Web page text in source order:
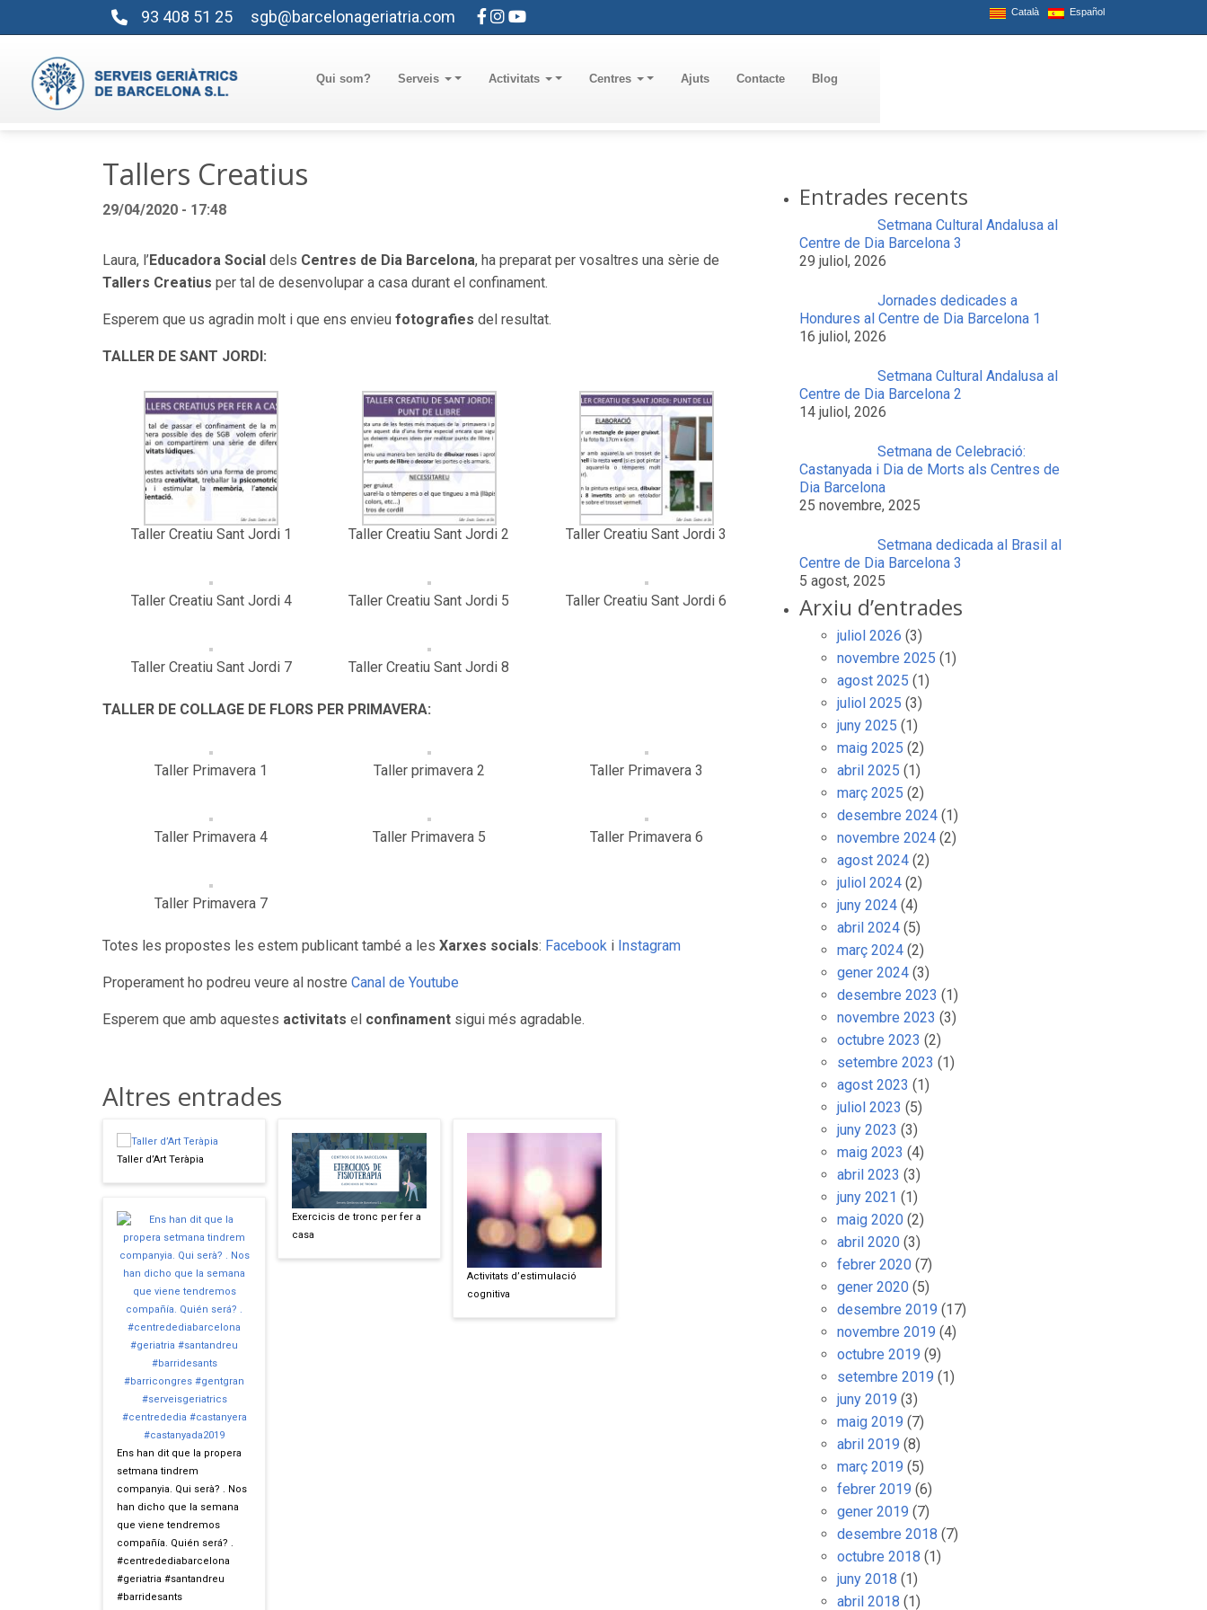
93 408 51 25 sgb@barcelonageriatria.com Català Español
Qui som? Serveis Activitats Centres Ajuts Contacte Blog
Tallers Creatius
29/04/2020 - 17:48
Laura, l’Educadora Social dels Centres de Dia Barcelona, ha preparat per vosaltres una sèrie de
Tallers Creatius per tal de desenvolupar a casa durant el confinament.
Esperem que us agradin molt i que ens envieu fotografies del resultat.
TALLER DE SANT JORDI:
Taller Creatiu Sant Jordi 1 Taller Creatiu Sant Jordi 2 Taller Creatiu Sant Jordi 3
Taller Creatiu Sant Jordi 4 Taller Creatiu Sant Jordi 5 Taller Creatiu Sant Jordi 6
Taller Creatiu Sant Jordi 7 Taller Creatiu Sant Jordi 8
TALLER DE COLLAGE DE FLORS PER PRIMAVERA:
Taller Primavera 1 Taller primavera 2 Taller Primavera 3
Taller Primavera 4 Taller Primavera 5 Taller Primavera 6
Taller Primavera 7
Totes les propostes les estem publicant també a les Xarxes socials: Facebook i Instagram
Properament ho podreu veure al nostre Canal de Youtube
Esperem que amb aquestes activitats el confinament sigui més agradable.
Altres entrades
Taller d’Art Teràpia
Ens han dit que la propera
setmana tindrem
companyia. Qui serà? . Nos
han dicho que la semana
que viene tendremos
compañía. Quién será? .
#centredediabarcelona
#geriatria #santandreu
#barridesants
Exercicis de tronc per fer a
casa
Activitats d’estimulació
cognitiva
Entrades recents
Setmana Cultural Andalusa al
Centre de Dia Barcelona 3
29 juliol, 2026
Jornades dedicades a
Hondures al Centre de Dia Barcelona 1
16 juliol, 2026
Setmana Cultural Andalusa al
Centre de Dia Barcelona 2
14 juliol, 2026
Setmana de Celebració:
Castanyada i Dia de Morts als Centres de
Dia Barcelona
25 novembre, 2025
Setmana dedicada al Brasil al
Centre de Dia Barcelona 3
5 agost, 2025
Arxiu d’entrades
juliol 2026 (3)
novembre 2025 (1)
agost 2025 (1)
juliol 2025 (3)
juny 2025 (1)
maig 2025 (2)
abril 2025 (1)
març 2025 (2)
desembre 2024 (1)
novembre 2024 (2)
agost 2024 (2)
juliol 2024 (2)
juny 2024 (4)
abril 2024 (5)
març 2024 (2)
gener 2024 (3)
desembre 2023 (1)
novembre 2023 (3)
octubre 2023 (2)
setembre 2023 (1)
agost 2023 (1)
juliol 2023 (5)
juny 2023 (3)
maig 2023 (4)
abril 2023 (3)
juny 2021 (1)
maig 2020 (2)
abril 2020 (3)
febrer 2020 (7)
gener 2020 (5)
desembre 2019 (17)
novembre 2019 (4)
octubre 2019 (9)
setembre 2019 (1)
juny 2019 (3)
maig 2019 (7)
abril 2019 (8)
març 2019 (5)
febrer 2019 (6)
gener 2019 (7)
desembre 2018 (7)
octubre 2018 (1)
juny 2018 (1)
abril 2018 (1)